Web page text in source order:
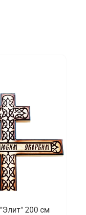
Крест сосновый "Элит" 200 см